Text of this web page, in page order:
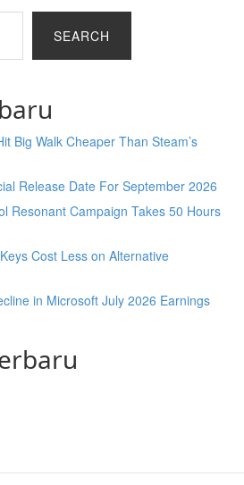
SEARCH
Big Walk Cheaper Than Steam’s
Release Date For September 2026
Resonant Campaign Takes 50 Hours
Cost Less on Alternative
in Microsoft July 2026 Earnings